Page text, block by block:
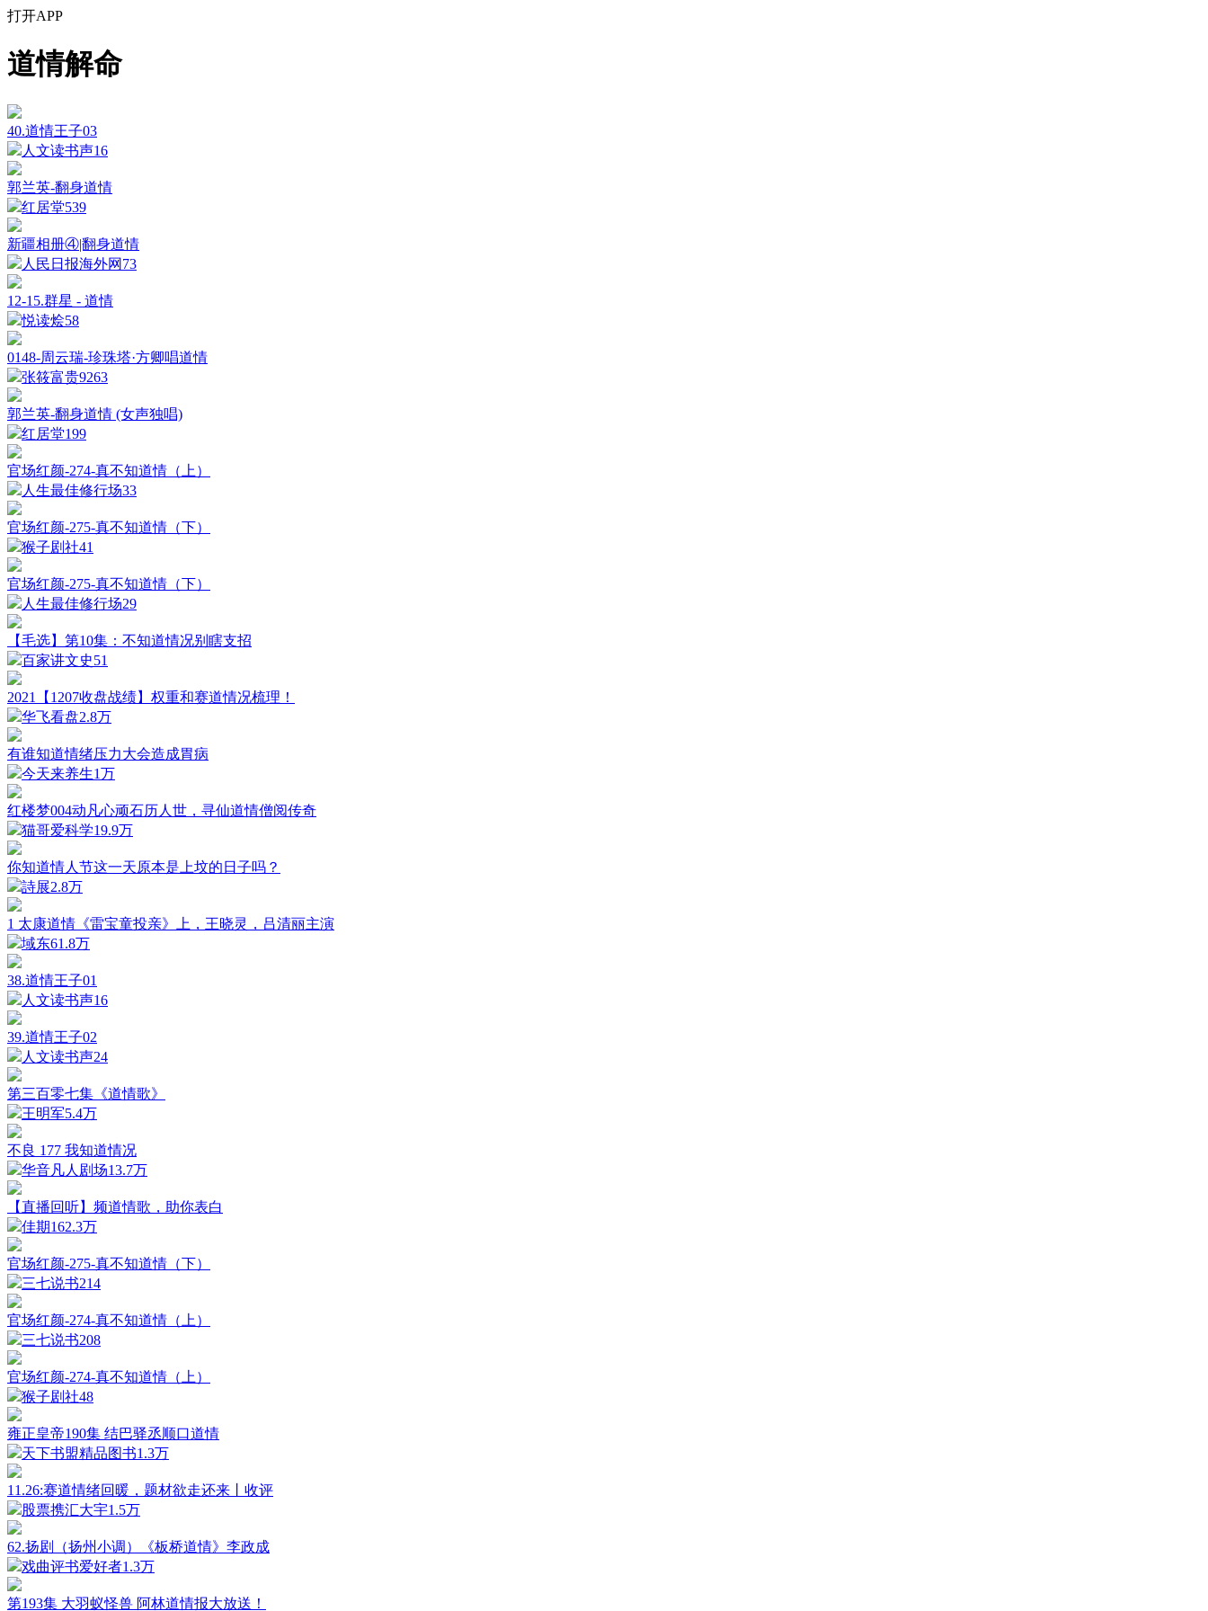
打开APP
道情解命
40.道情王子03
人文读书声16
郭兰英-翻身道情
红居堂539
新疆相册④|翻身道情
人民日报海外网 73
12-15.群星 - 道情
悦读烩58
0148-周云瑞-珍珠塔·方卿唱道情
张筱富贵9263
郭兰英-翻身道情 (女声独唱)
红居堂199
官场红颜-274-真不知道情（上）
人生最佳修行场33
官场红颜-275-真不知道情（下）
猴子剧社41
官场红颜-275-真不知道情（下）
人生最佳修行场29
【毛选】第10集：不知道情况别瞎支招
百家讲文史51
2021【1207收盘战绩】权重和赛道情况梳理！
华飞看盘2.8万
有谁知道情绪压力大会造成胃病
今天来养生1万
红楼梦004动凡心顽石历人世，寻仙道情僧阅传奇
猫哥爱科学19.9万
你知道情人节这一天原本是上坟的日子吗？
詩展2.8万
1 太康道情《雷宝童投亲》上，王晓灵，吕清丽主演
域东61.8万
38.道情王子01
人文读书声16
39.道情王子02
人文读书声24
第三百零七集《道情歌》
王明军5.4万
不良 177 我知道情况
华音凡人剧场13.7万
【直播回听】频道情歌，助你表白
佳期162.3万
官场红颜-275-真不知道情（下）
三七说书214
官场红颜-274-真不知道情（上）
三七说书208
官场红颜-274-真不知道情（上）
猴子剧社48
雍正皇帝190集 结巴驿丞顺口道情
天下书盟精品图书1.3万
11.26:赛道情绪回暖，题材欲走还来丨收评
股票携汇大宇1.5万
62.扬剧（扬州小调）《板桥道情》李政成
戏曲评书爱好者1.3万
第193集 大羽蚁怪兽 阿林道情报大放送！